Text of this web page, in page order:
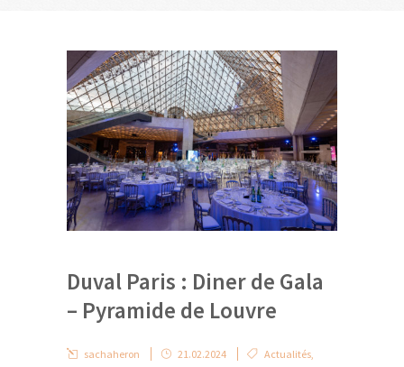
Duval Paris : Diner de Gala
– Pyramide de Louvre
sachaheron 21.02.2024 Actualités